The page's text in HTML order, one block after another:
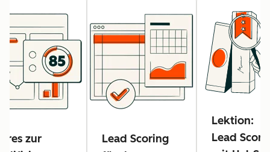
zur
Lead Scoring
Lektion:
Lead